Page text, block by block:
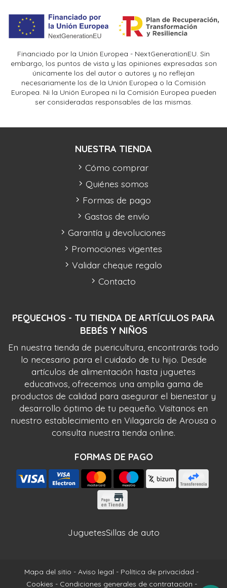
Financiado por la Unión Europea - NextGenerationEU. Sin
embargo, los puntos de vista y las opiniones expresadas son
únicamente los del autor o autores y no reflejan
necesariamente los de la Unión Europea o la Comisión
Europea. Ni la Unión Europea ni la Comisión Europea pueden
ser consideradas responsables de las mismas.
PEQUECHOS - TU TIENDA DE ARTÍCULOS PARA
BEBÉS Y NIÑOS
En nuestra tienda de puericultura, encontrarás todo
lo necesario para el cuidado de tu hijo. Desde
artículos de alimentación hasta juguetes
educativos, ofrecemos una amplia gama de
productos de calidad para asegurar el bienestar y
desarrollo óptimo de tu pequeño. Visítanos en
nuestro establecimiento en Vilagarcía de Arousa o
consulta nuestra tienda online.
FORMAS DE PAGO
NUESTRA TIENDA
Cómo comprar
Quiénes somos
Formas de pago
Gastos de envío
Garantía y devoluciones
Promociones vigentes
Validar cheque regalo
Contacto
JuguetesSillas de auto
Mapa del sitio - Aviso legal - Política de privacidad -
Cookies - Condiciones generales de contratación -